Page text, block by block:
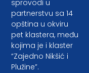
sprovodi u
partnerstvu sa 14
opština u okviru
pet klastera, među
kojima je i klaster
“Zajedno Nikšić i
Plužine”.